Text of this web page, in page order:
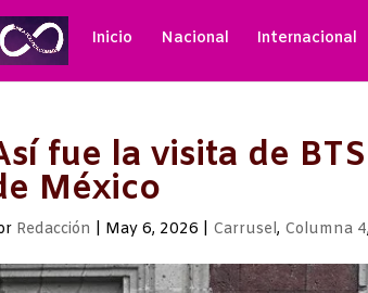
Inicio Nacional Internacional
fue la visita de
México
Redacción May 6, 2026 Carrusel, Columna 4,